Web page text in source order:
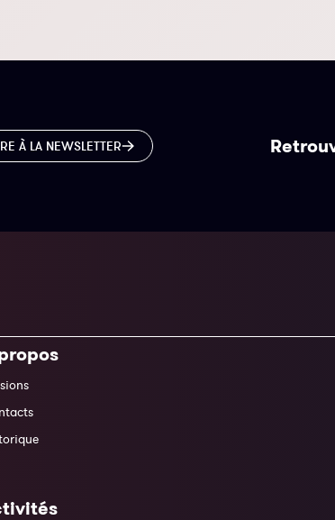
À LA NEWSLETTER